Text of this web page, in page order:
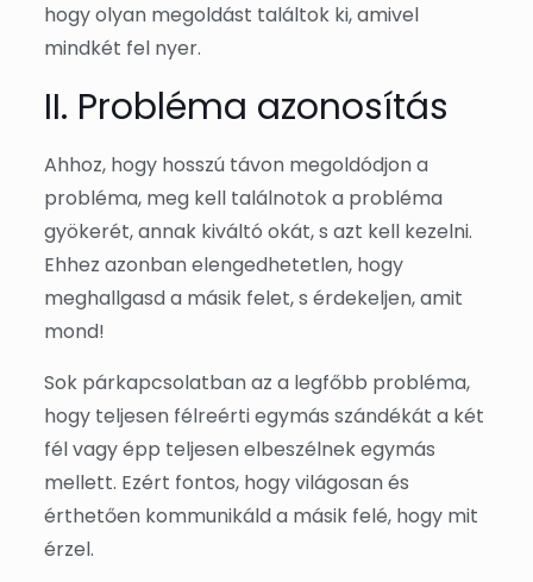
hogy olyan megoldást találtok ki, amivel
mindkét fel nyer.
II. Probléma azonosítás
Ahhoz, hogy hosszú távon megoldódjon a
probléma, meg kell találnotok a probléma
gyökerét, annak kiváltó okát, s azt kell kezelni.
Ehhez azonban elengedhetetlen, hogy
meghallgasd a másik felet, s érdekeljen, amit
mond!
Sok párkapcsolatban az a legfőbb probléma,
hogy teljesen félreérti egymás szándékát a két
fél vagy épp teljesen elbeszélnek egymás
mellett. Ezért fontos, hogy világosan és
érthetően kommunikáld a másik felé, hogy mit
érzel.